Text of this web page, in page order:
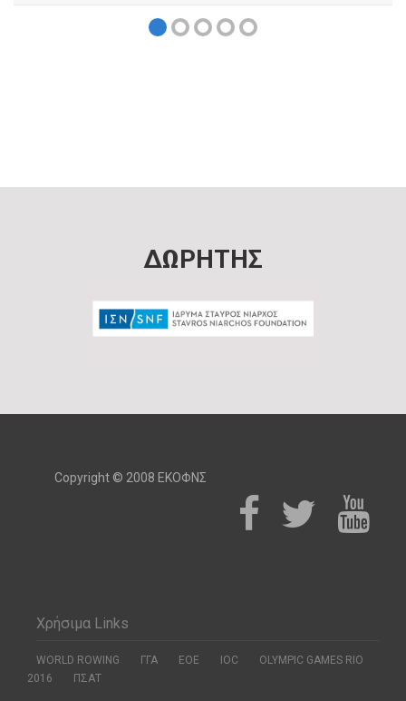
ΔΩΡΗΤΗΣ
Copyright © 2008 ΕΚΟΦΝΣ
Χρήσιμα Links
WORLD ROWING ΓΓΑ ΕΟΕ ΙΟC
OLYMPIC GAMES RIO
2016
ΠΣΑΤ